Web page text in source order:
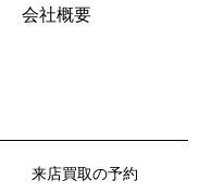
会社概要
来店買取の予約